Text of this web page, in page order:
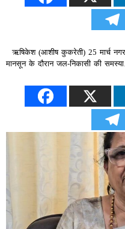
ऋषिकेश (आशीष कुकरेती) 25 मार्च
मानसून के दौरान जल-निकासी की